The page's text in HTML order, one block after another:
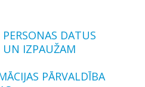
DATUS
UN IZPAUŽAM
PĀRVALDĪBA